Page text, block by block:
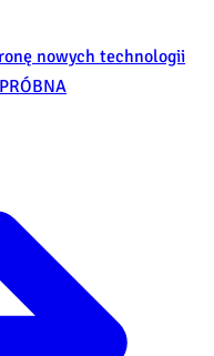
nowych technologii